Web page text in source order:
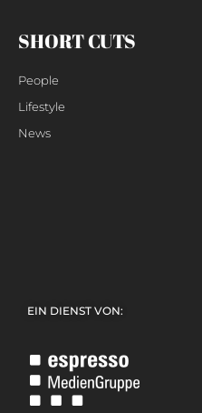
SHORT CUTS
People
Lifestyle
News
EIN DIENST VON: